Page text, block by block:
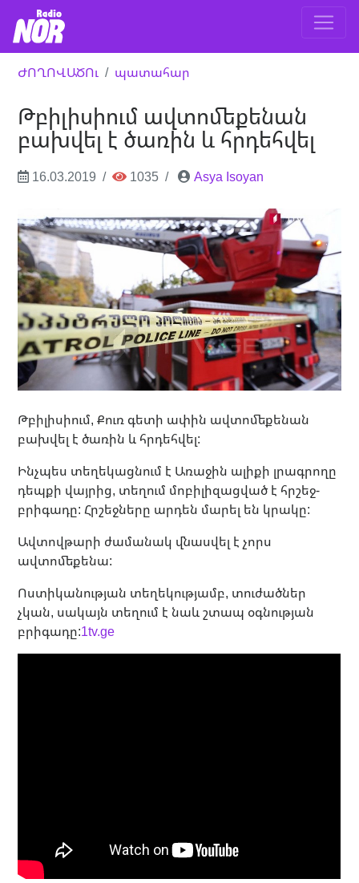
ԺՈՂՈՎԱԾՈւ պատահար
Թբիլիսիում ավտոմեքենան
բախվել է ծառին և հրդեհվել
16.03.2019 1035 Asya Isoyan
Թբիլիսիում, Քուռ գետի ափին ավտոմեքենան
բախվել է ծառին և հրդեհվել:
Ինչպես տեղեկացնում է Առաջին ալիքի լրագրողը
դեպքի վայրից, տեղում մոբիլիզացված է հրշեջ-
բրիգադը: Հրշեջները արդեն մարել են կրակը:
Ավտովթարի ժամանակ վնասվել է չորս
ավտոմեքենա:
Ոստիկանության տեղեկությամբ, տուժածներ
չկան, սակայն տեղում է նաև շտապ օգնության
բրիգադը:1tv.ge